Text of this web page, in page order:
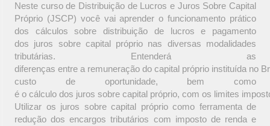
Neste curso de Distribuição de Lucros e Juros Sobre Capital
Próprio (JSCP) você vai aprender o funcionamento prático
dos cálculos sobre distribuição de lucros e pagamento
dos juros sobre capital próprio nas diversas modalidades
tributárias. Entenderá as
diferenças entre a remuneração do capital próprio instituída no
custo de oportunidade, bem como
é o cálculo dos juros sobre capital próprio, com os limites
Utilizar os juros sobre capital próprio como ferramenta de
redução dos encargos tributários com imposto de renda e